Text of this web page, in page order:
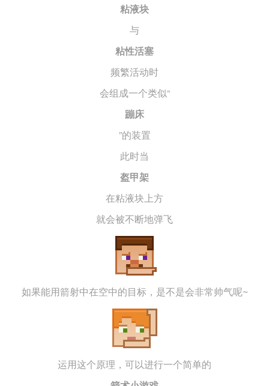
粘液块
与
粘性活塞
频繁活动时
会组成一个类似“
蹦床
”的装置
此时当
盔甲架
在粘液块上方
就会被不断地弹飞
如果能用箭射中在空中的目标，是不是会非常帅气呢~
运用这个原理，可以进行一个简单的